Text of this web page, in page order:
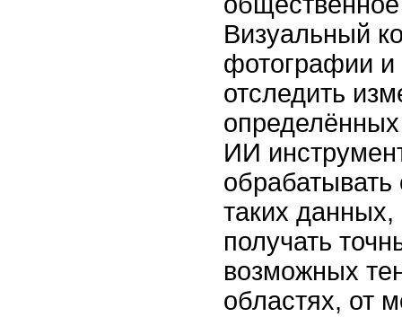
Визуальный
фотографии
отследить
ИИ
обрабатывать
таких данных,
получать
возможных
областях, от